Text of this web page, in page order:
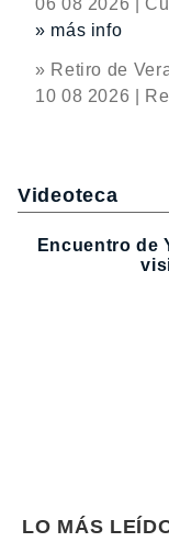
06 08 2026 |
» más info
» Retiro de
10 08 2026 |
Videoteca
Encuentro de
LO MÁS